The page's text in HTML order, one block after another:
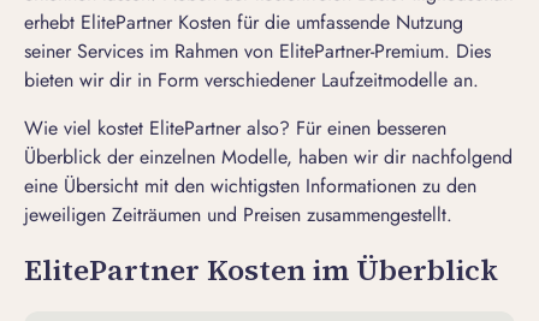
erhebt ElitePartner Kosten für die umfassende Nutzung
seiner Services im Rahmen von ElitePartner-Premium. Dies
bieten wir dir in Form verschiedener Laufzeitmodelle an.
Wie viel kostet ElitePartner also? Für einen besseren
Überblick der einzelnen Modelle, haben wir dir nachfolgend
eine Übersicht mit den wichtigsten Informationen zu den
jeweiligen Zeiträumen und Preisen zusammengestellt.
ElitePartner Kosten im Überblick